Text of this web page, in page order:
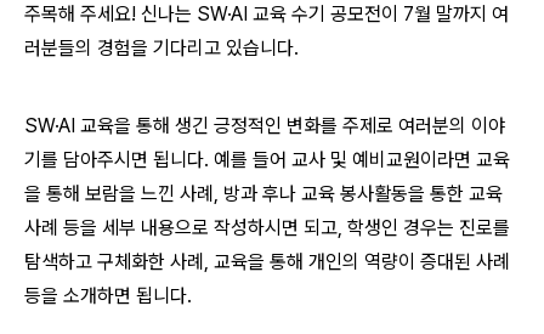
주목해 주세요! 신나는 SW·AI 교육 수기 공모전이 7월 말까지 여
러분들의 경험을 기다리고 있습니다.
SW·AI 교육을 통해 생긴 긍정적인 변화를 주제로 여러분의 이야
기를 담아주시면 됩니다. 예를 들어 교사 및 예비교원이라면 교육
을 통해 보람을 느낀 사례, 방과 후나 교육 봉사활동을 통한 교육
사례 등을 세부 내용으로 작성하시면 되고, 학생인 경우는 진로를
탐색하고 구체화한 사례, 교육을 통해 개인의 역량이 증대된 사례
등을 소개하면 됩니다.